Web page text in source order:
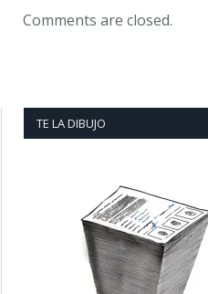
Comments are closed.
TE LA DIBUJO